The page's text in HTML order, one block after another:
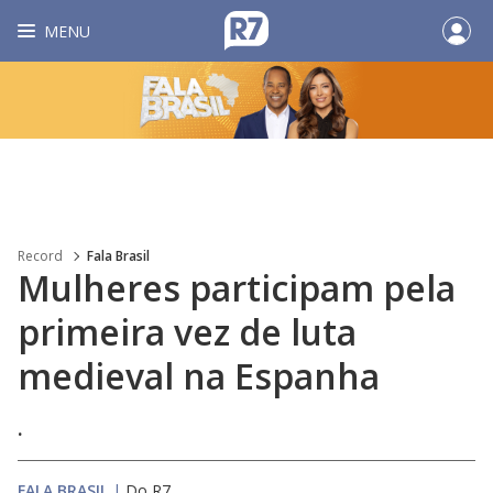
MENU
Record Fala Brasil
Mulheres participam pela
primeira vez de luta
medieval na Espanha
.